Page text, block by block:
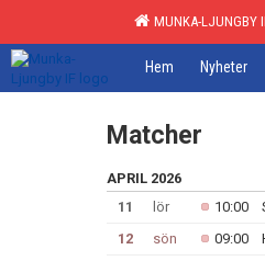
MUNKA-LJUNGBY
Hem Nyheter
Matcher
APRIL 2026
11
lör 10:00
12
sön 09:00